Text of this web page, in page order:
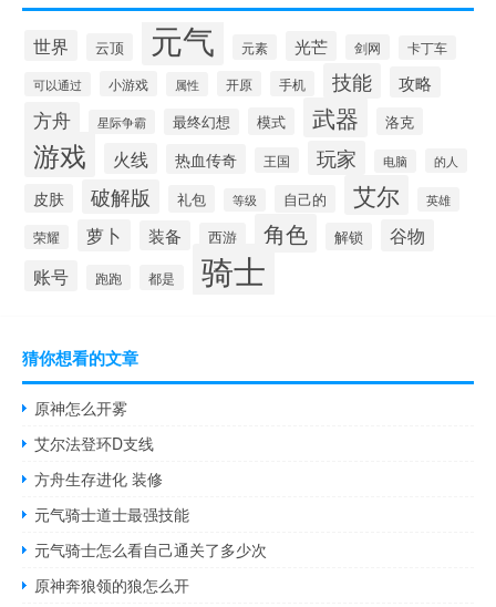
世界 云顶 元气 元素 光芒 剑网 卡丁车
可以通过 小游戏 属性 开原 手机 技能 攻略
方舟 星际争霸 最终幻想 模式 武器 洛克
游戏 火线 热血传奇 王国 玩家 电脑 的人
皮肤 破解版 礼包 等级 自己的 艾尔 英雄
荣耀 萝卜 装备 西游 角色 解锁 谷物
账号 跑跑 都是 骑士
猜你想看的文章
原神怎么开雾
艾尔法登环D支线
方舟生存进化 装修
元气骑士道士最强技能
元气骑士怎么看自己通关了多少次
原神奔狼领的狼怎么开